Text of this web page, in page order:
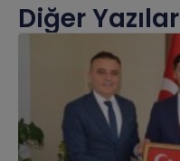
Diğer Yazılar